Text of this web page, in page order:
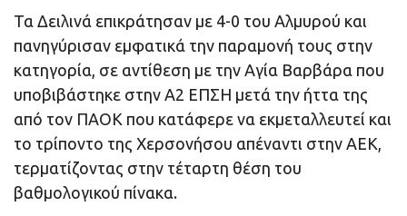
Τα Δειλινά επικράτησαν με 4-0 του Αλμυρού και
πανηγύρισαν εμφατικά την παραμονή τους στην
κατηγορία, σε αντίθεση με την Αγία Βαρβάρα που
υποβιβάστηκε στην Α2 ΕΠΣΗ μετά την ήττα της
από τον ΠΑΟΚ που κατάφερε να εκμεταλλευτεί και
το τρίποντο της Χερσονήσου απέναντι στην ΑΕΚ,
τερματίζοντας στην τέταρτη θέση του
βαθμολογικού πίνακα.